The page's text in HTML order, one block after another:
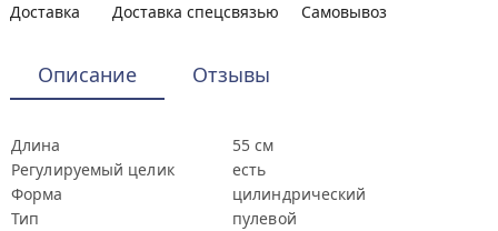
Доставка Доставка спецсвязью Самовывоз
Описание Отзывы
Длина
55 см
Регулируемый целик
есть
Форма
цилиндрический
Тип
пулевой